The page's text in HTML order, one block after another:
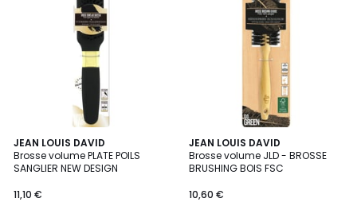
JEAN LOUIS DAVID
Brosse volume PLATE POILS
SANGLIER NEW DESIGN
11,10 €
JEAN LOUIS DAVID
Brosse volume JLD - BROSSE
BRUSHING BOIS FSC
10,60 €